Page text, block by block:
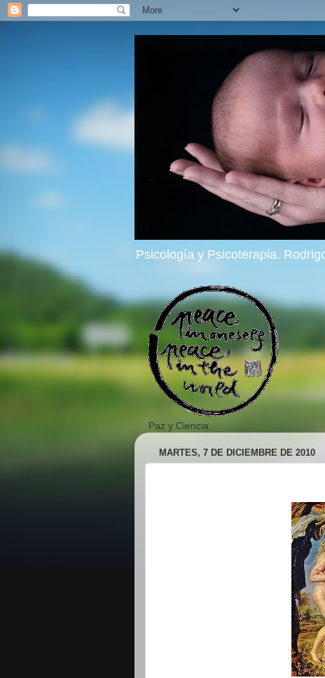
Psicología y Psicoterapia.
Paz y Ciencia
MARTES, 7 DE DICIEMBRE DE 2010